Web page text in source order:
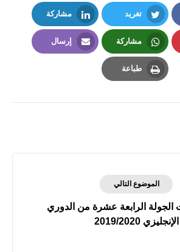
تغريد
Twitter
مشاركة
LinkedIn
مشاركة
Whatsapp
إرسال
طباعة
الموضوع التالي
الجولة الرابعة عشرة من الدوري
الإنجليزي 2019/2020